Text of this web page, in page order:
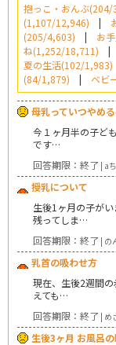
抱っこ・おんぶ(204/
(1,107/12,946) |
(205/4,603) | お
ね(1,252/18,711) |
夏の生活(102/1,983)
(84/1,879) | ベビ
母乳っていつやめ
今１ヶ月半の子ど
です…
回答期限：終了 | a
授乳について
生後1ヶ月の子が
残ってしま…
回答期限：終了 | の
乳首の吸わせ方
現在、生後2週間
えても…
回答期限：終了 | め
生後3ヶ月 お風呂